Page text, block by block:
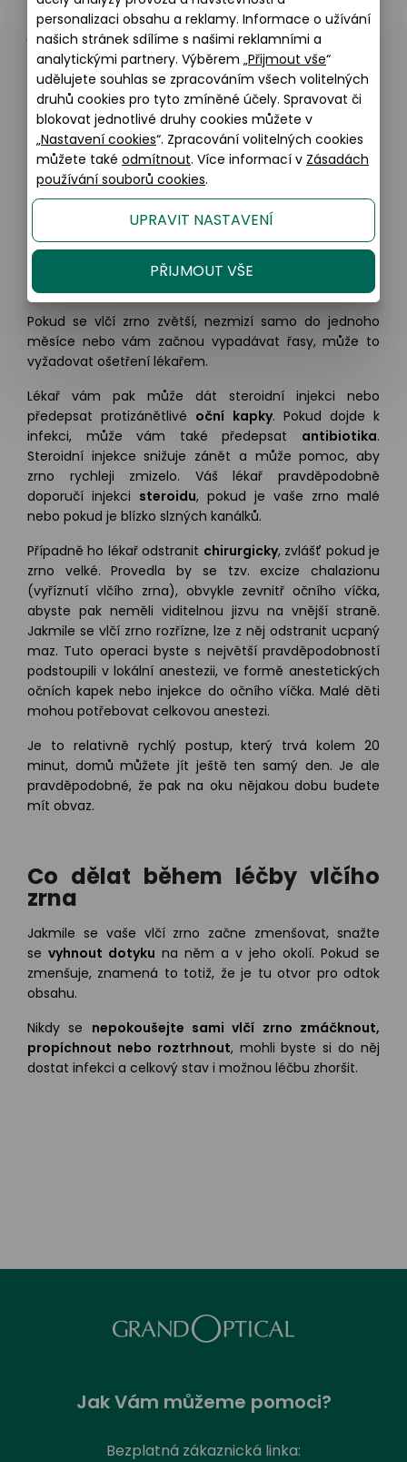
Masáž cysty po použití horkého obkladu může podpořit
její odvodnění. Udělejte to jemně čistým prstem nebo
vatovou tyčinkou ve směru růstu řas.
Léky
Lékárník nebo lékař může doporučit volně prodejné
léky, jako jsouoční kapky, masti a léčivé tampony
aby se snížila bolest nebo podráždění způsobené vlčím
zrnem a aby se maz rychleji rozpustil.
Chirurgická léčba
Pokud se vlčí zrno zvětší, nezmizí samo do jednoho
měsíce nebo vám začnou vypadávat řasy, může to
vyžadovat ošetření lékařem.
Lékař vám pak může dát steroidní injekci nebo
předepsat protizánětlivé oční kapky. Pokud dojde k
infekci, může vám také předepsat antibiotika.
Steroidní injekce snižuje zánět a může pomoc, aby
zrno rychleji zmizelo. Váš lékař pravděpodobně
doporučí injekci steroidu, pokud je vaše zrno malé
nebo pokud je blízko slzných kanálků.
Případně ho lékař odstranit chirurgicky, zvlášť pokud je
zrno velké. Provedla by se tzv. excize chalazionu
(vyříznutí vlčího zrna), obvykle zevnitř očního víčka,
abyste pak neměli viditelnou jizvu na vnější straně.
Jakmile se vlčí zrno rozřízne, lze z něj odstranit ucpaný
maz. Tuto operaci byste s největší pravděpodobností
podstoupili v lokální anestezii, ve formě anestetických
očních kapek nebo injekce do očního víčka. Malé děti
mohou potřebovat celkovou anestezi.
Je to relativně rychlý postup, který trvá kolem 20
minut, domů můžete jít ještě ten samý den. Je ale
pravděpodobné, že pak na oku nějakou dobu budete
mít obvaz.
Co dělat během léčby vlčího
zrna
Jakmile se vaše vlčí zrno začne zmenšovat, snažte
se vyhnout dotyku na něm a v jeho okolí. Pokud se
zmenšuje, znamená to totiž, že je tu otvor pro odtok
obsahu.
Nikdy se nepokoušejte sami vlčí zrno zmáčknout,
propíchnout nebo roztrhnout, mohli byste si do něj
dostat infekci a celkový stav i možnou léčbu zhoršit.
Jak Vám můžeme pomoci?
Bezplatná zákaznická linka:
personalizaci obsahu a reklamy. Informace o užívání
našich stránek sdílíme s našimi reklamními a
analytickými partnery. Výběrem „Přijmout vše“
udělujete souhlas se zpracováním všech volitelných
druhů cookies pro tyto zmíněné účely. Spravovat či
blokovat jednotlivé druhy cookies můžete v
„Nastavení cookies“. Zpracování volitelných cookies
můžete také odmítnout. Více informací v Zásadách
používání souborů cookies.
UPRAVIT NASTAVENÍ
PŘIJMOUT VŠE